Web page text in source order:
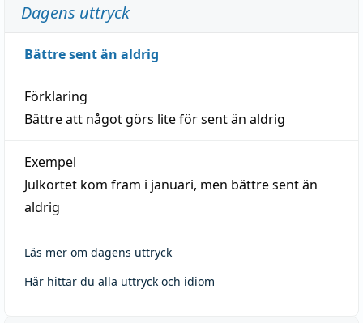
Dagens uttryck
Bättre sent än aldrig
Förklaring
Bättre att något görs lite för sent än aldrig
Exempel
Julkortet kom fram i januari, men bättre sent än
aldrig
Läs mer om dagens uttryck
Här hittar du alla uttryck och idiom